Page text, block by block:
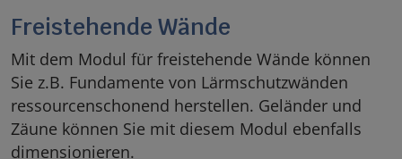
Freistehende Wände
Mit dem Modul für freistehende Wände können
Sie z.B. Fundamente von Lärmschutzwänden
ressourcenschonend herstellen. Geländer und
Zäune können Sie mit diesem Modul ebenfalls
dimensionieren.